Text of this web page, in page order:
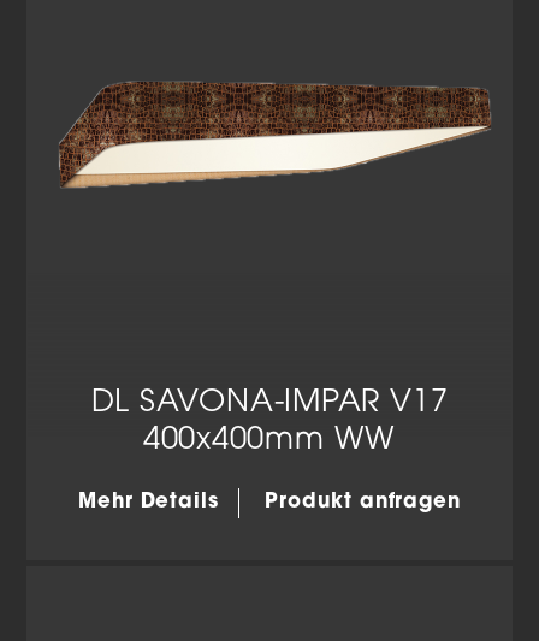
DL SAVONA-IMPAR V17
400x400mm WW
Mehr Details Produkt anfragen